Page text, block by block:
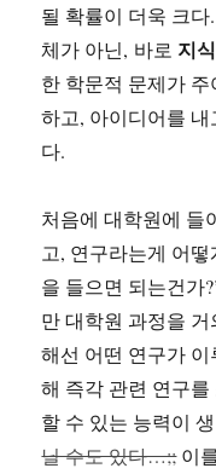
될 확률이 더욱 크
체가 아닌, 바로 지
한 학문적 문제가
하고, 아이디어를 내
다.
처음에 대학원에 들
고, 연구라는게 어
을 들으면 되는건가
만 대학원 과정을 거
해선 어떤 연구가 이
해 즉각 관련 연구
할 수 있는 능력이
닐 수도 있다…;;이